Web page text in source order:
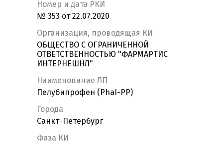
Номер и дата РКИ
№ 353 от 22.07.2020
Организация, проводящая КИ
ОБЩЕСТВО С ОГРАНИЧЕННОЙ
ОТВЕТСТВЕННОСТЬЮ "ФАРМАРТИС
ИНТЕРНЕШНЛ"
Наименование ЛП
Пелубипрофен (PhaI-PP)
Города
Санкт-Петербург
Фаза КИ